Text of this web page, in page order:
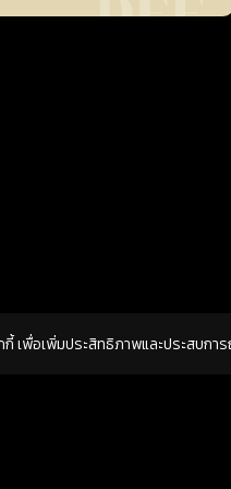
กี้ เพื่อเพิ่มประสิทธิภาพและประสบกา